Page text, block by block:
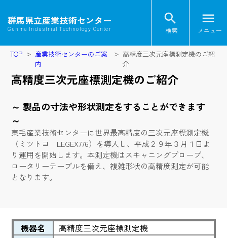
群馬県立産業技術センター
Gunma Industrial Technology Center
search
検索
menu
メニュー
TOP
産業技術センターのご案
内
高精度三次元座標測定機のご紹
介
高精度三次元座標測定機のご紹介
～ 製品の寸法や形状測定をすることができます
～
東毛産業技術センターに世界最高精度の三次元座標測定機
（ミツトヨ LEGEX776）を導入し、平成２９年３月１日よ
り運用を開始します。本測定機はスキャニングプローブ、
ロータリーテーブルを備え、複雑形状の高精度測定が可能
となります。
機器名
高精度三次元座標測定機